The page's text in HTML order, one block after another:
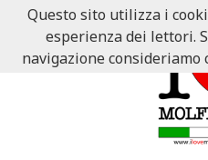
Questo sito utilizza i
esperienza dei lettori.
navigazione consideriamo